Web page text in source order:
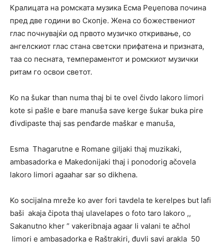
Кралицата на ромската музика Есма Реџепова почина
пред две години во Скопје. Жена со божествениот
глас почнувајќи од првото музичко откривање, со
ангелскиот глас стана светски прифатена и призната,
таа со песната, темпераментот и ромскиот музички
ритам го освои светот.
Ko na šukar than numa thaj bi te ovel čivdo lakoro limori
kote si pašle e bare manuša save kerge šukar buka pire
đivdipaste thaj sas penđarde maškar e manuša,
Esma Thagarutne e Romane giljaki thaj muzikaki,
ambasadorka e Makedonijaki thaj i ponodorig ačovela
lakoro limori agaahar sar so dikhena.
Ko socijalna mreže ko aver fori tavdela te kerelpes but lafi
baši akaja čipota thaj ulavelapes o foto taro lakoro ,,
Sakanutno kher ” vakeribnaja agaar li valani te ačhol
limori e ambasadorka e Raštrakiri, đuvli savi arakla 50